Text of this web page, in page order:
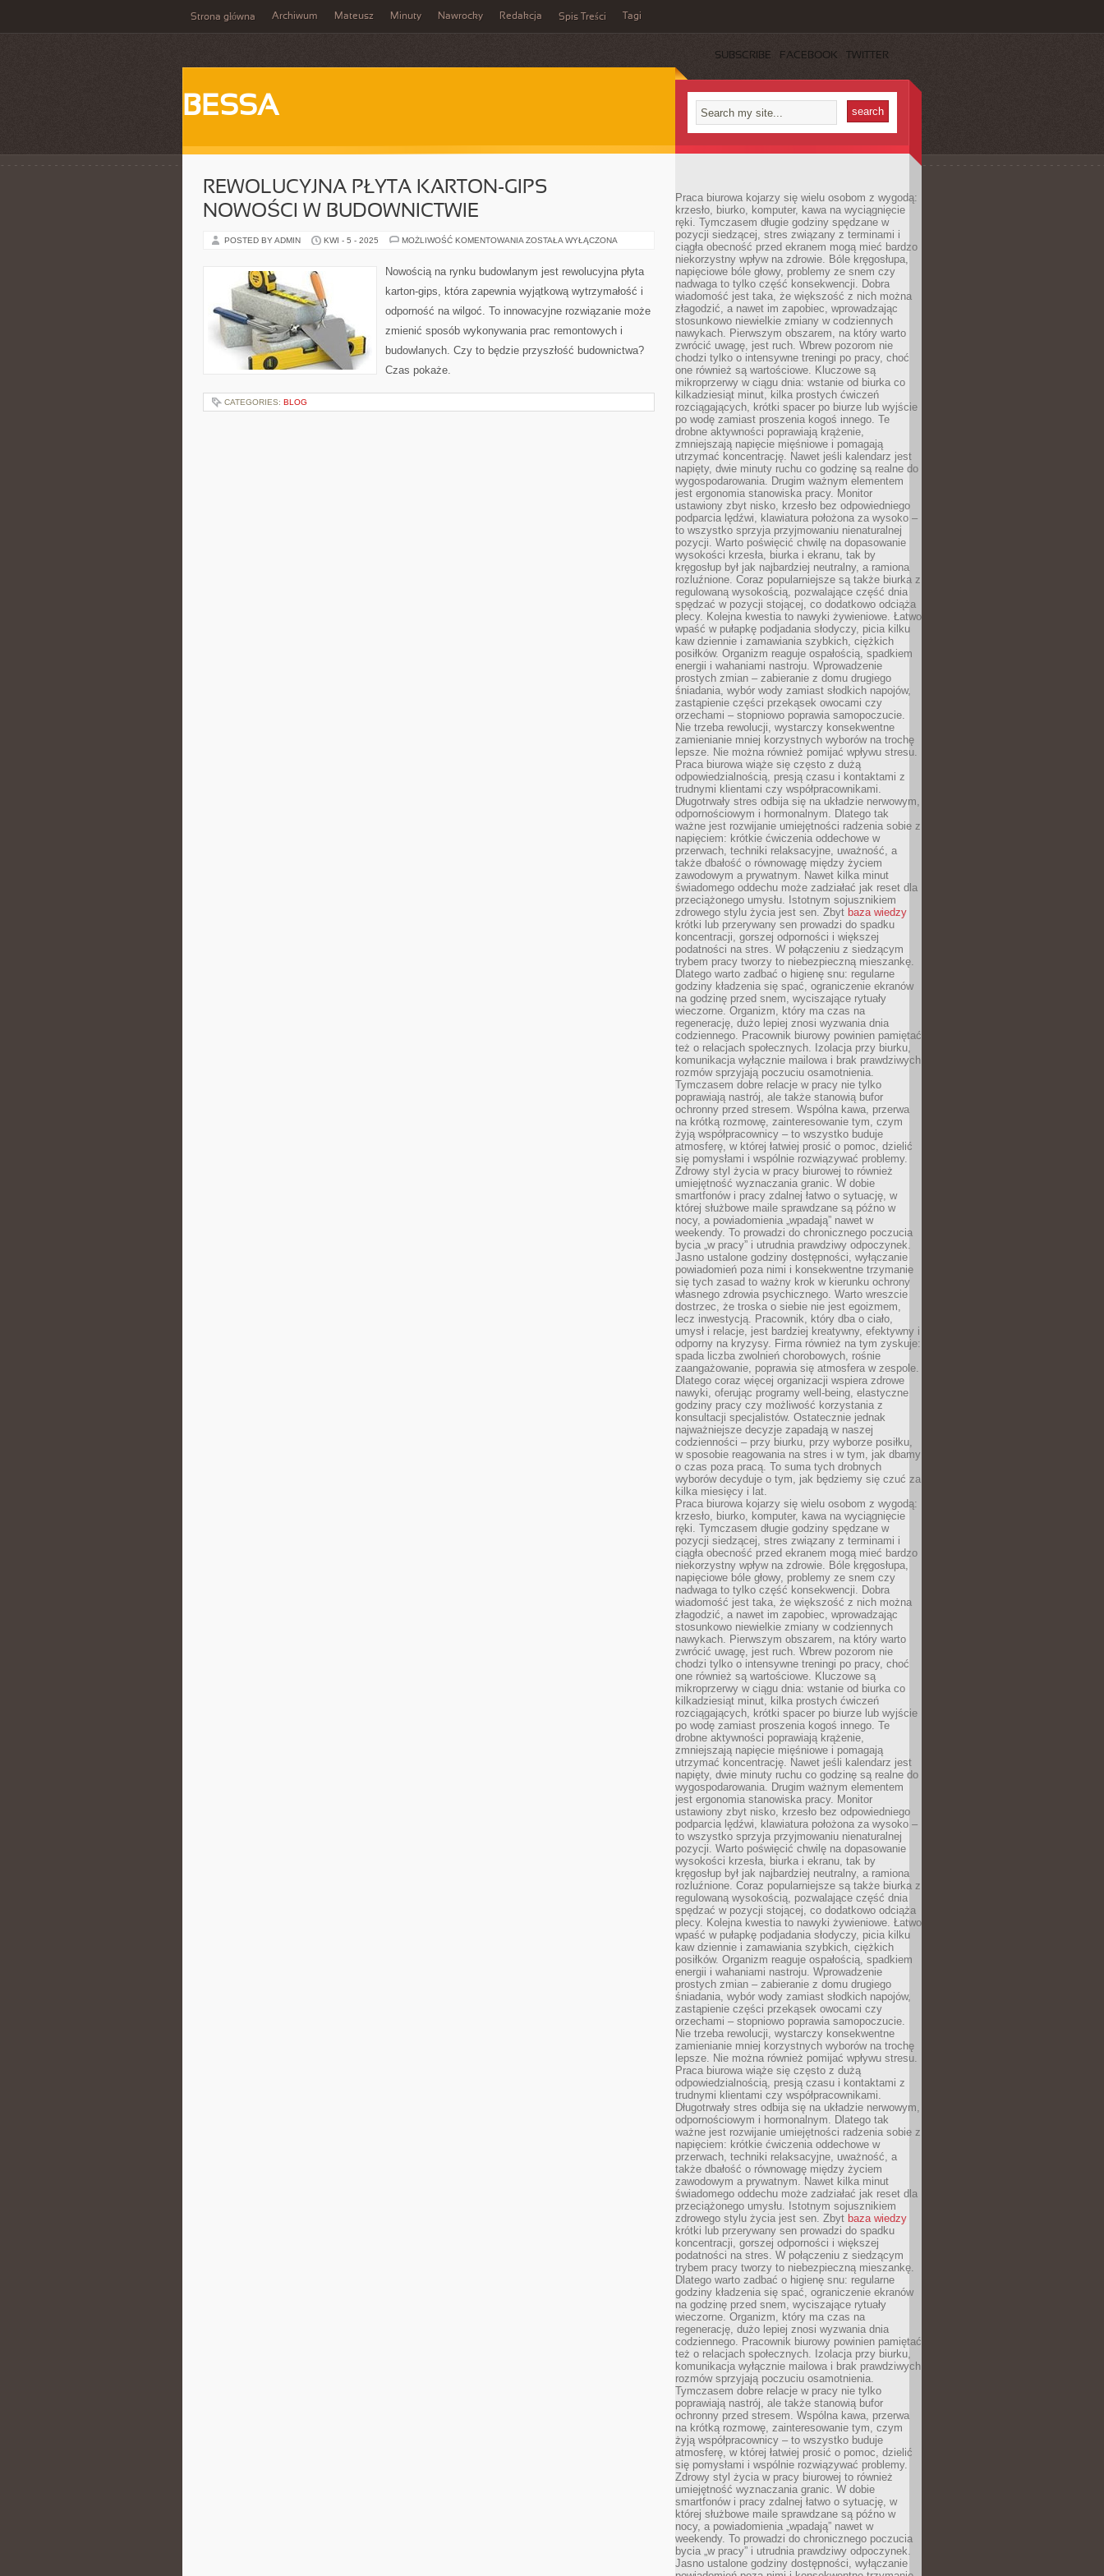
Strona główna Archiwum Mateusz Minuty Nawrocky Redakcja Spis Treści Tagi
SUBSCRIBE FACEBOOK TWITTER
BESSA
REWOLUCYJNA PŁYTA KARTON-GIPS –
NOWOŚCI W BUDOWNICTWIE
POSTED BY ADMIN KWI - 5 - 2025 MOŻLIWOŚĆ KOMENTOWANIA REWOLUCYJNA
GIPS
–
W
ZOSTAŁA WYŁĄCZONA
Nowością na rynku budowlanym jest rewolucyjna płyta
karton-gips, która zapewnia wyjątkową wytrzymałość i
odporność na wilgoć. To innowacyjne rozwiązanie może
zmienić sposób wykonywania prac remontowych i
budowlanych. Czy to będzie przyszłość budownictwa?
Czas pokaże.
CATEGORIES: BLOG
Praca biurowa kojarzy się wielu osobom z wygodą:
krzesło, biurko, komputer, kawa na wyciągnięcie
ręki. Tymczasem długie godziny spędzane w
pozycji siedzącej, stres związany z terminami i
ciągła obecność przed ekranem mogą mieć bardzo
niekorzystny wpływ na zdrowie. Bóle kręgosłupa,
napięciowe bóle głowy, problemy ze snem czy
nadwaga to tylko część konsekwencji. Dobra
wiadomość jest taka, że większość z nich można
złagodzić, a nawet im zapobiec, wprowadzając
stosunkowo niewielkie zmiany w codziennych
nawykach. Pierwszym obszarem, na który warto
zwrócić uwagę, jest ruch. Wbrew pozorom nie
chodzi tylko o intensywne treningi po pracy, choć
one również są wartościowe. Kluczowe są
mikroprzerwy w ciągu dnia: wstanie od biurka co
kilkadziesiąt minut, kilka prostych ćwiczeń
rozciągających, krótki spacer po biurze lub wyjście
po wodę zamiast proszenia kogoś innego. Te
drobne aktywności poprawiają krążenie,
zmniejszają napięcie mięśniowe i pomagają
utrzymać koncentrację. Nawet jeśli kalendarz jest
napięty, dwie minuty ruchu co godzinę są realne do
wygospodarowania. Drugim ważnym elementem
jest ergonomia stanowiska pracy. Monitor
ustawiony zbyt nisko, krzesło bez odpowiedniego
podparcia lędźwi, klawiatura położona za wysoko –
to wszystko sprzyja przyjmowaniu nienaturalnej
pozycji. Warto poświęcić chwilę na dopasowanie
wysokości krzesła, biurka i ekranu, tak by
kręgosłup był jak najbardziej neutralny, a ramiona
rozluźnione. Coraz popularniejsze są także biurka z
regulowaną wysokością, pozwalające część dnia
spędzać w pozycji stojącej, co dodatkowo odciąża
plecy. Kolejna kwestia to nawyki żywieniowe. Łatwo
wpaść w pułapkę podjadania słodyczy, picia kilku
kaw dziennie i zamawiania szybkich, ciężkich
posiłków. Organizm reaguje ospałością, spadkiem
energii i wahaniami nastroju. Wprowadzenie
prostych zmian – zabieranie z domu drugiego
śniadania, wybór wody zamiast słodkich napojów,
zastąpienie części przekąsek owocami czy
orzechami – stopniowo poprawia samopoczucie.
Nie trzeba rewolucji, wystarczy konsekwentne
zamienianie mniej korzystnych wyborów na trochę
lepsze. Nie można również pomijać wpływu stresu.
Praca biurowa wiąże się często z dużą
odpowiedzialnością, presją czasu i kontaktami z
trudnymi klientami czy współpracownikami.
Długotrwały stres odbija się na układzie nerwowym,
odpornościowym i hormonalnym. Dlatego tak
ważne jest rozwijanie umiejętności radzenia sobie z
napięciem: krótkie ćwiczenia oddechowe w
przerwach, techniki relaksacyjne, uważność, a
także dbałość o równowagę między życiem
zawodowym a prywatnym. Nawet kilka minut
świadomego oddechu może zadziałać jak reset dla
przeciążonego umysłu. Istotnym sojusznikiem
zdrowego stylu życia jest sen. Zbyt baza wiedzy
krótki lub przerywany sen prowadzi do spadku
koncentracji, gorszej odporności i większej
podatności na stres. W połączeniu z siedzącym
trybem pracy tworzy to niebezpieczną mieszankę.
Dlatego warto zadbać o higienę snu: regularne
godziny kładzenia się spać, ograniczenie ekranów
na godzinę przed snem, wyciszające rytuały
wieczorne. Organizm, który ma czas na
regenerację, dużo lepiej znosi wyzwania dnia
codziennego. Pracownik biurowy powinien pamiętać
też o relacjach społecznych. Izolacja przy biurku,
komunikacja wyłącznie mailowa i brak prawdziwych
rozmów sprzyjają poczuciu osamotnienia.
Tymczasem dobre relacje w pracy nie tylko
poprawiają nastrój, ale także stanowią bufor
ochronny przed stresem. Wspólna kawa, przerwa
na krótką rozmowę, zainteresowanie tym, czym
żyją współpracownicy – to wszystko buduje
atmosferę, w której łatwiej prosić o pomoc, dzielić
się pomysłami i wspólnie rozwiązywać problemy.
Zdrowy styl życia w pracy biurowej to również
umiejętność wyznaczania granic. W dobie
smartfonów i pracy zdalnej łatwo o sytuację, w
której służbowe maile sprawdzane są późno w
nocy, a powiadomienia „wpadają” nawet w
weekendy. To prowadzi do chronicznego poczucia
bycia „w pracy” i utrudnia prawdziwy odpoczynek.
Jasno ustalone godziny dostępności, wyłączanie
powiadomień poza nimi i konsekwentne trzymanie
się tych zasad to ważny krok w kierunku ochrony
własnego zdrowia psychicznego. Warto wreszcie
dostrzec, że troska o siebie nie jest egoizmem,
lecz inwestycją. Pracownik, który dba o ciało,
umysł i relacje, jest bardziej kreatywny, efektywny i
odporny na kryzysy. Firma również na tym zyskuje:
spada liczba zwolnień chorobowych, rośnie
zaangażowanie, poprawia się atmosfera w zespole.
Dlatego coraz więcej organizacji wspiera zdrowe
nawyki, oferując programy well-being, elastyczne
godziny pracy czy możliwość korzystania z
konsultacji specjalistów. Ostatecznie jednak
najważniejsze decyzje zapadają w naszej
codzienności – przy biurku, przy wyborze posiłku,
w sposobie reagowania na stres i w tym, jak dbamy
o czas poza pracą. To suma tych drobnych
wyborów decyduje o tym, jak będziemy się czuć za
kilka miesięcy i lat.
Praca biurowa kojarzy się wielu osobom z wygodą:
krzesło, biurko, komputer, kawa na wyciągnięcie
ręki. Tymczasem długie godziny spędzane w
pozycji siedzącej, stres związany z terminami i
ciągła obecność przed ekranem mogą mieć bardzo
niekorzystny wpływ na zdrowie. Bóle kręgosłupa,
napięciowe bóle głowy, problemy ze snem czy
nadwaga to tylko część konsekwencji. Dobra
wiadomość jest taka, że większość z nich można
złagodzić, a nawet im zapobiec, wprowadzając
stosunkowo niewielkie zmiany w codziennych
nawykach. Pierwszym obszarem, na który warto
zwrócić uwagę, jest ruch. Wbrew pozorom nie
chodzi tylko o intensywne treningi po pracy, choć
one również są wartościowe. Kluczowe są
mikroprzerwy w ciągu dnia: wstanie od biurka co
kilkadziesiąt minut, kilka prostych ćwiczeń
rozciągających, krótki spacer po biurze lub wyjście
po wodę zamiast proszenia kogoś innego. Te
drobne aktywności poprawiają krążenie,
zmniejszają napięcie mięśniowe i pomagają
utrzymać koncentrację. Nawet jeśli kalendarz jest
napięty, dwie minuty ruchu co godzinę są realne do
wygospodarowania. Drugim ważnym elementem
jest ergonomia stanowiska pracy. Monitor
ustawiony zbyt nisko, krzesło bez odpowiedniego
podparcia lędźwi, klawiatura położona za wysoko –
to wszystko sprzyja przyjmowaniu nienaturalnej
pozycji. Warto poświęcić chwilę na dopasowanie
wysokości krzesła, biurka i ekranu, tak by
kręgosłup był jak najbardziej neutralny, a ramiona
rozluźnione. Coraz popularniejsze są także biurka z
regulowaną wysokością, pozwalające część dnia
spędzać w pozycji stojącej, co dodatkowo odciąża
plecy. Kolejna kwestia to nawyki żywieniowe. Łatwo
wpaść w pułapkę podjadania słodyczy, picia kilku
kaw dziennie i zamawiania szybkich, ciężkich
posiłków. Organizm reaguje ospałością, spadkiem
energii i wahaniami nastroju. Wprowadzenie
prostych zmian – zabieranie z domu drugiego
śniadania, wybór wody zamiast słodkich napojów,
zastąpienie części przekąsek owocami czy
orzechami – stopniowo poprawia samopoczucie.
Nie trzeba rewolucji, wystarczy konsekwentne
zamienianie mniej korzystnych wyborów na trochę
lepsze. Nie można również pomijać wpływu stresu.
Praca biurowa wiąże się często z dużą
odpowiedzialnością, presją czasu i kontaktami z
trudnymi klientami czy współpracownikami.
Długotrwały stres odbija się na układzie nerwowym,
odpornościowym i hormonalnym. Dlatego tak
ważne jest rozwijanie umiejętności radzenia sobie z
napięciem: krótkie ćwiczenia oddechowe w
przerwach, techniki relaksacyjne, uważność, a
także dbałość o równowagę między życiem
zawodowym a prywatnym. Nawet kilka minut
świadomego oddechu może zadziałać jak reset dla
przeciążonego umysłu. Istotnym sojusznikiem
zdrowego stylu życia jest sen. Zbyt baza wiedzy
krótki lub przerywany sen prowadzi do spadku
koncentracji, gorszej odporności i większej
podatności na stres. W połączeniu z siedzącym
trybem pracy tworzy to niebezpieczną mieszankę.
Dlatego warto zadbać o higienę snu: regularne
godziny kładzenia się spać, ograniczenie ekranów
na godzinę przed snem, wyciszające rytuały
wieczorne. Organizm, który ma czas na
regenerację, dużo lepiej znosi wyzwania dnia
codziennego. Pracownik biurowy powinien pamiętać
też o relacjach społecznych. Izolacja przy biurku,
komunikacja wyłącznie mailowa i brak prawdziwych
rozmów sprzyjają poczuciu osamotnienia.
Tymczasem dobre relacje w pracy nie tylko
poprawiają nastrój, ale także stanowią bufor
ochronny przed stresem. Wspólna kawa, przerwa
na krótką rozmowę, zainteresowanie tym, czym
żyją współpracownicy – to wszystko buduje
atmosferę, w której łatwiej prosić o pomoc, dzielić
się pomysłami i wspólnie rozwiązywać problemy.
Zdrowy styl życia w pracy biurowej to również
umiejętność wyznaczania granic. W dobie
smartfonów i pracy zdalnej łatwo o sytuację, w
której służbowe maile sprawdzane są późno w
nocy, a powiadomienia „wpadają” nawet w
weekendy. To prowadzi do chronicznego poczucia
bycia „w pracy” i utrudnia prawdziwy odpoczynek.
Jasno ustalone godziny dostępności, wyłączanie